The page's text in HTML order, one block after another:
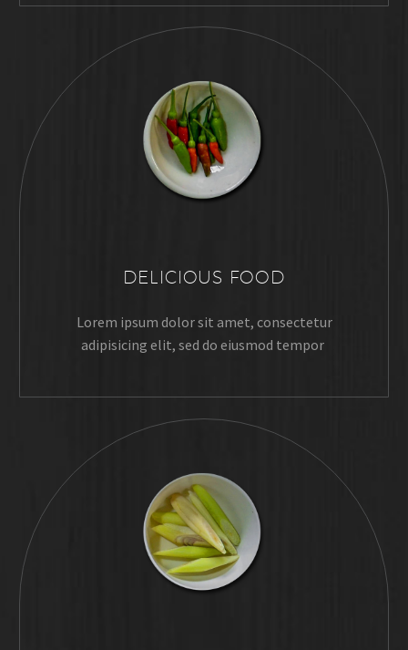
DELICIOUS FOOD
Lorem ipsum dolor sit amet, consectetur
adipisicing elit, sed do eiusmod tempor